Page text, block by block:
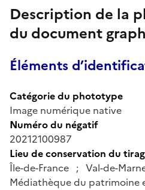
Description de la
du document
Éléments
Catégorie du phototype
Image numérique native
Numéro du négatif
20212100987
Lieu de conservation du
Île-de-France ; Val-de-
Médiathèque du patrimoine